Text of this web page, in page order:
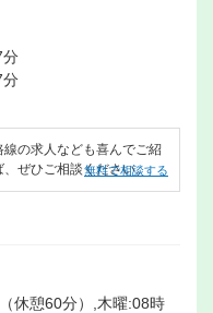
分
分
の求人なども喜んでご紹
ぜひご相談ください。
無料で相談する
休憩60分）,木曜:08時